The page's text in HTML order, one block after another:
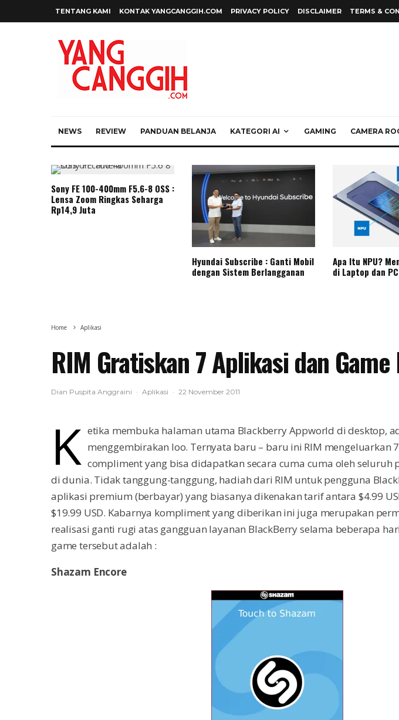
TENTANG KAMI KONTAK YANGCANGGIH.COM PRIVACY POLICY DISCLAIMER TERMS &
NEWS REVIEW PANDUAN BELANJA KATEGORI AI GAMING CAMERA
Sony FE 100-400mm F5.6-8 OSS :
Lensa Zoom Ringkas Seharga
Rp14,9 Juta
Hyundai Subscribe : Ganti Mobil
dengan Sistem Berlangganan
Apa Itu NPU?
di Laptop dan
Home Aplikasi
RIM Gratiskan 7 Aplikasi dan
Dian Puspita Anggraini · Aplikasi · 22 November 2011
K etika membuka halaman utama Blackberry Appworld di desktop,
menggembirakan loo. Ternyata baru – baru ini RIM mengeluarkan
compliment yang bisa didapatkan secara cuma cuma oleh seluruh
di dunia. Tidak tanggung-tanggung, hadiah dari RIM untuk pengguna
aplikasi premium (berbayar) yang biasanya dikenakan tarif antara $4.99
$19.99 USD. Kabarnya kompliment yang diberikan ini juga merupakan
realisasi ganti rugi atas gangguan layanan BlackBerry selama beberapa
game tersebut adalah :
Shazam Encore